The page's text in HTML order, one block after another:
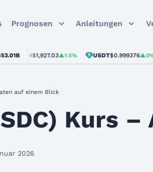
Prognosen Anleitungen
ETH$1,927.03▲1.5% USDT$0.999376▲0%
auf einem Blick
Kurs
2026